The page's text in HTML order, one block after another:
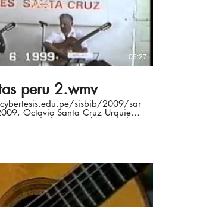
06:27
peru 2.wmv
sisbib/2009/santacruz_uo/
Octavio Santa Cruz Urquieta
Universidad Nacional Mayor de
octaviosantacruz /
laguitarraenelperu /
La Guitarra en